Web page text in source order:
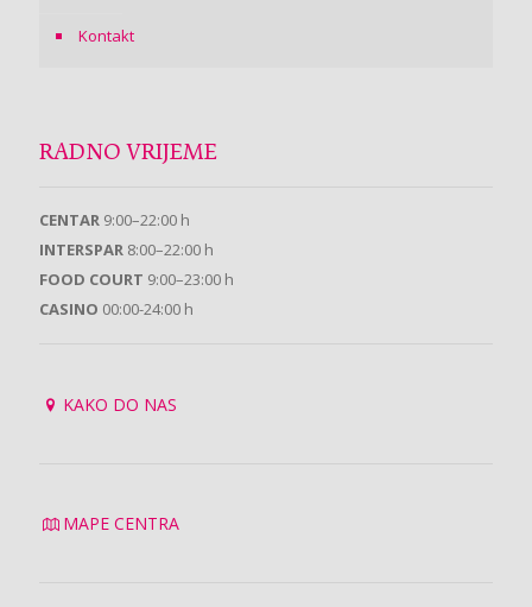
Kontakt
RADNO VRIJEME
CENTAR 9:00–22:00 h
INTERSPAR 8:00–22:00 h
FOOD COURT 9:00–23:00 h
CASINO 00:00-24:00 h
KAKO DO NAS
MAPE CENTRA